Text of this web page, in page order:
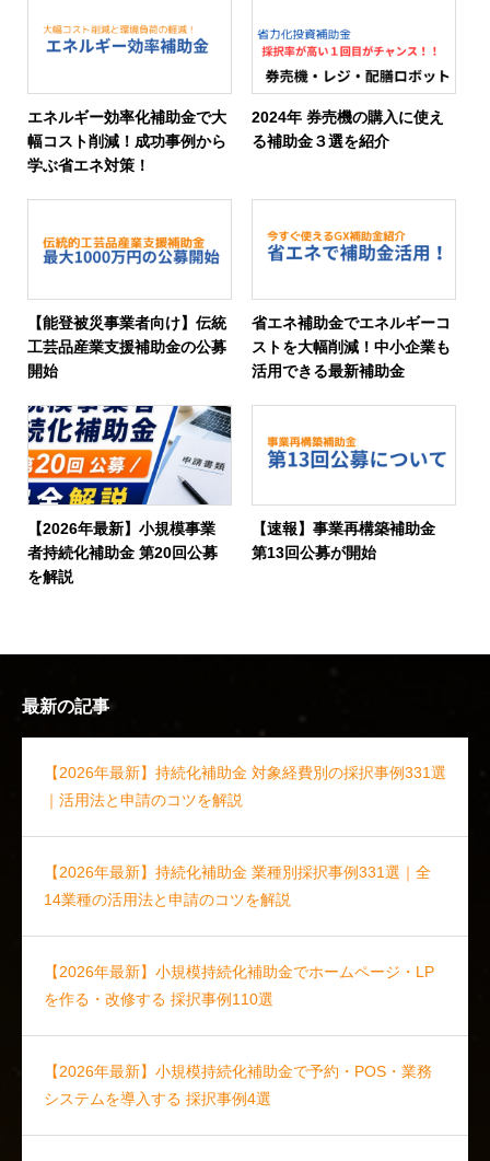
エネルギー効率化補助金で大
幅コスト削減！成功事例から
学ぶ省エネ対策！
2024年 券売機の購入に使え
る補助金３選を紹介
【能登被災事業者向け】伝統
工芸品産業支援補助金の公募
開始
省エネ補助金でエネルギーコ
ストを大幅削減！中小企業も
活用できる最新補助金
【2026年最新】小規模事業
者持続化補助金 第20回公募
を解説
【速報】事業再構築補助金
第13回公募が開始
最新の記事
【2026年最新】持続化補助金 対象経費別の採択事例331選
｜活用法と申請のコツを解説
【2026年最新】持続化補助金 業種別採択事例331選｜全
14業種の活用法と申請のコツを解説
【2026年最新】小規模持続化補助金でホームページ・LP
を作る・改修する 採択事例110選
【2026年最新】小規模持続化補助金で予約・POS・業務
システムを導入する 採択事例4選